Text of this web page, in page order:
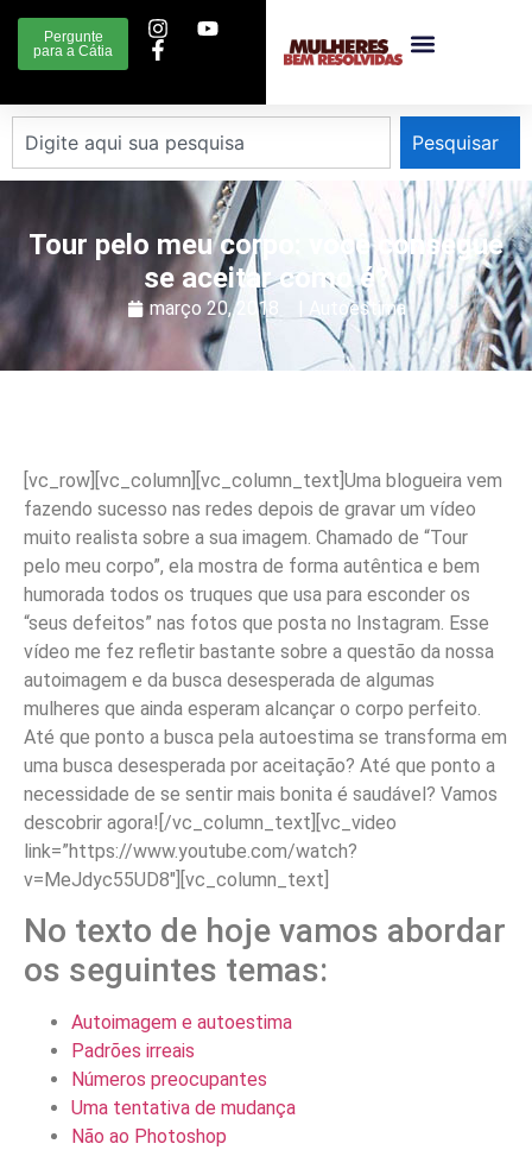
Pergunte
para a Cátia
Pesquisar
Tour pelo meu corpo: você consegue
se aceitar como é?
março 20, 2018 Autoestima
[vc_row][vc_column][vc_column_text] Uma blogueira vem
fazendo sucesso nas redes depois de gravar um vídeo
muito realista sobre a sua imagem. Chamado de “Tour
pelo meu corpo”, ela mostra de forma autêntica e bem
humorada todos os truques que usa para esconder os
“seus defeitos” nas fotos que posta no Instagram. Esse
vídeo me fez refletir bastante sobre a questão da nossa
autoimagem e da busca desesperada de algumas
mulheres que ainda esperam alcançar o corpo perfeito.
Até que ponto a busca pela autoestima se transforma em
uma busca desesperada por aceitação? Até que ponto a
necessidade de se sentir mais bonita é saudável? Vamos
descobrir agora! [/vc_column_text][vc_video
link=”https://www.youtube.com/watch?
v=MeJdyc55UD8″][vc_column_text]
No texto de hoje vamos abordar
os seguintes temas:
Autoimagem e autoestima
Padrões irreais
Números preocupantes
Uma tentativa de mudança
Não ao Photoshop